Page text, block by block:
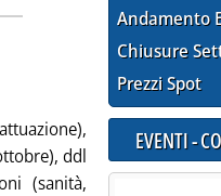
ddl
(sanità,
Andamento
Chiusure
Prezzi Spot
EVENTI -